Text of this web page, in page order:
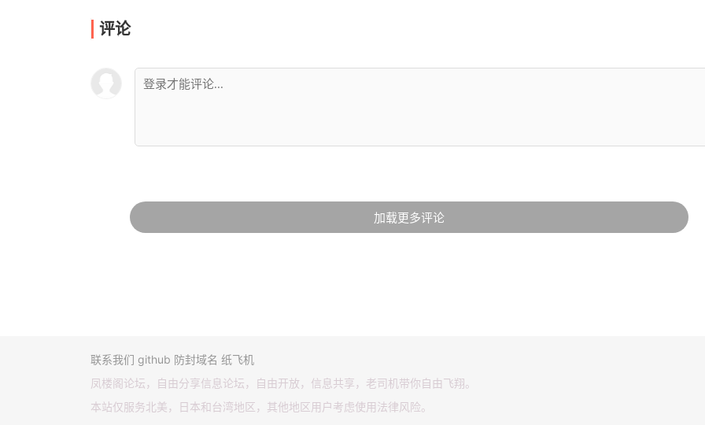
评论
加载更多评论
联系我们 github 防封域名 纸飞机
凤楼阁论坛，自由分享信息论坛，自由开放，信息共享，老司机带你自由飞翔。
本站仅服务北美，日本和台湾地区，其他地区用户考虑使用法律风险。